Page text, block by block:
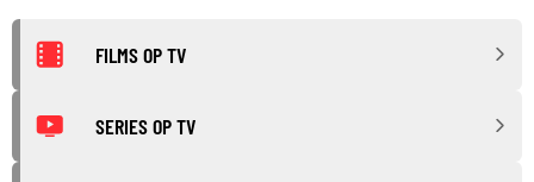
FILMS OP TV
SERIES OP TV